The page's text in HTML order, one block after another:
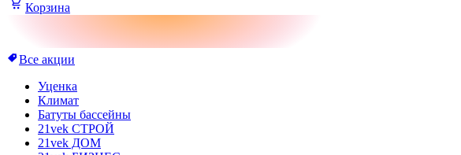
Корзина
Все акции
Уценка
Климат
Батуты бассейны
21vek СТРОЙ
21vek ДОМ